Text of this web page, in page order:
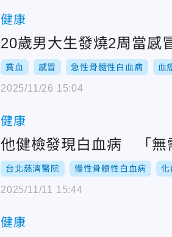
健康
20歲男大生發燒2周當
貧血 感冒 急性骨髓性白血病 血
2025/11/26 15:04
健康
他健檢發現白血病 「無
台北慈濟醫院 慢性骨髓性白血病 化
2025/11/11 15:44
健康